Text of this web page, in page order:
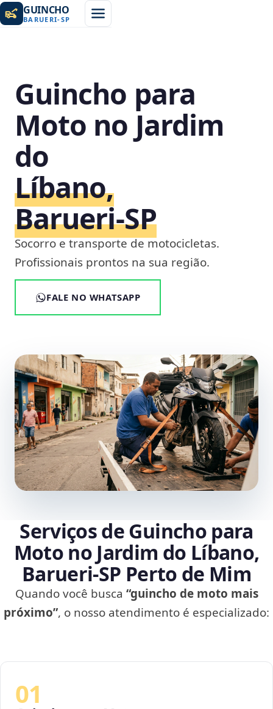
GUINCHO
BARUERI-SP
Guincho para
Moto no Jardim
do
Líbano,
Barueri‑SP
Socorro e transporte de motocicletas.
Profissionais prontos na sua região.
FALE NO WHATSAPP
Serviços de Guincho para
Moto no Jardim do Líbano,
Barueri‑SP Perto de Mim
Quando você busca “guincho de moto mais
próximo”, o nosso atendimento é especializado:
01